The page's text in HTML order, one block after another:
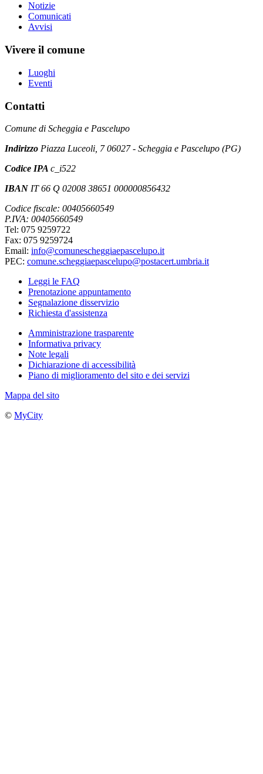
Notizie
Comunicati
Avvisi
Vivere il comune
Luoghi
Eventi
Contatti
Comune di Scheggia e Pascelupo
Indirizzo Piazza Luceoli, 7 06027 - Scheggia e Pascelupo (PG)
Codice IPA c_i522
IBAN IT 66 Q 02008 38651 000000856432
Codice fiscale: 00405660549
P.IVA: 00405660549
Tel: 075 9259722
Fax: 075 9259724
Email: info@comunescheggiaepascelupo.it
PEC: comune.scheggiaepascelupo@postacert.umbria.it
Leggi le FAQ
Prenotazione appuntamento
Segnalazione disservizio
Richiesta d'assistenza
Amministrazione trasparente
Informativa privacy
Note legali
Dichiarazione di accessibilità
Piano di miglioramento del sito e dei servizi
Mappa del sito
© MyCity